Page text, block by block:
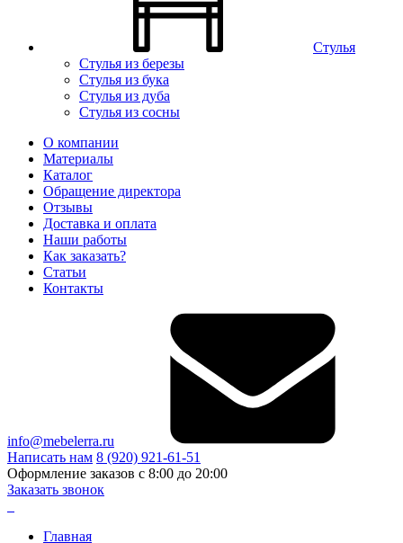
Стулья
Стулья из березы
Стулья из бука
Стулья из дуба
Стулья из сосны
О компании
Материалы
Каталог
Обращение директора
Отзывы
Доставка и оплата
Наши работы
Как заказать?
Статьи
Контакты
info@mebelerra.ru
Написать нам 8 (920) 921-61-51
Оформление заказов с 8:00 до 20:00
Заказать звонок
Главная